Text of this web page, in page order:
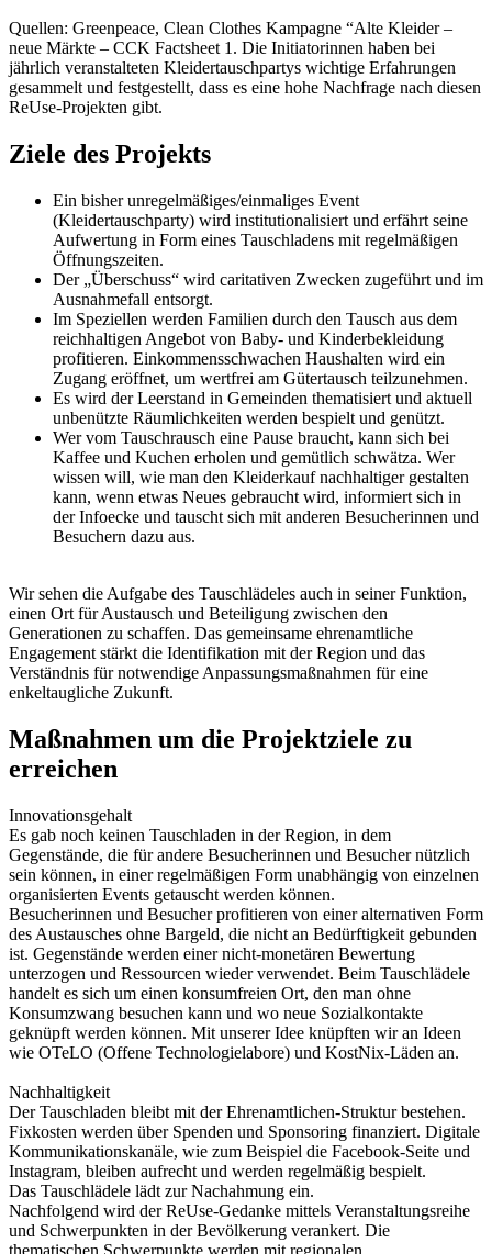
Quellen: Greenpeace, Clean Clothes Kampagne “Alte Kleider –
neue Märkte – CCK Factsheet 1. Die Initiatorinnen haben bei
jährlich veranstalteten Kleidertauschpartys wichtige Erfahrungen
gesammelt und festgestellt, dass es eine hohe Nachfrage nach diesen
ReUse-Projekten gibt.
Ziele des Projekts
Ein bisher unregelmäßiges/einmaliges Event
(Kleidertauschparty) wird institutionalisiert und erfährt seine
Aufwertung in Form eines Tauschladens mit regelmäßigen
Öffnungszeiten.
Der „Überschuss“ wird caritativen Zwecken zugeführt und im
Ausnahmefall entsorgt.
Im Speziellen werden Familien durch den Tausch aus dem
reichhaltigen Angebot von Baby- und Kinderbekleidung
profitieren. Einkommensschwachen Haushalten wird ein
Zugang eröffnet, um wertfrei am Gütertausch teilzunehmen.
Es wird der Leerstand in Gemeinden thematisiert und aktuell
unbenützte Räumlichkeiten werden bespielt und genützt.
Wer vom Tauschrausch eine Pause braucht, kann sich bei
Kaffee und Kuchen erholen und gemütlich schwätza. Wer
wissen will, wie man den Kleiderkauf nachhaltiger gestalten
kann, wenn etwas Neues gebraucht wird, informiert sich in
der Infoecke und tauscht sich mit anderen Besucherinnen und
Besuchern dazu aus.
Wir sehen die Aufgabe des Tauschlädeles auch in seiner Funktion,
einen Ort für Austausch und Beteiligung zwischen den
Generationen zu schaffen. Das gemeinsame ehrenamtliche
Engagement stärkt die Identifikation mit der Region und das
Verständnis für notwendige Anpassungsmaßnahmen für eine
enkeltaugliche Zukunft.
Maßnahmen um die Projektziele zu
erreichen
Innovationsgehalt
Es gab noch keinen Tauschladen in der Region, in dem
Gegenstände, die für andere Besucherinnen und Besucher nützlich
sein können, in einer regelmäßigen Form unabhängig von einzelnen
organisierten Events getauscht werden können.
Besucherinnen und Besucher profitieren von einer alternativen Form
des Austausches ohne Bargeld, die nicht an Bedürftigkeit gebunden
ist. Gegenstände werden einer nicht-monetären Bewertung
unterzogen und Ressourcen wieder verwendet. Beim Tauschlädele
handelt es sich um einen konsumfreien Ort, den man ohne
Konsumzwang besuchen kann und wo neue Sozialkontakte
geknüpft werden können. Mit unserer Idee knüpften wir an Ideen
wie OTeLO (Offene Technologielabore) und KostNix-Läden an.
Nachhaltigkeit
Der Tauschladen bleibt mit der Ehrenamtlichen-Struktur bestehen.
Fixkosten werden über Spenden und Sponsoring finanziert. Digitale
Kommunikationskanäle, wie zum Beispiel die Facebook-Seite und
Instagram, bleiben aufrecht und werden regelmäßig bespielt.
Das Tauschlädele lädt zur Nachahmung ein.
Nachfolgend wird der ReUse-Gedanke mittels Veranstaltungsreihe
und Schwerpunkten in der Bevölkerung verankert. Die
thematischen Schwerpunkte werden mit regionalen